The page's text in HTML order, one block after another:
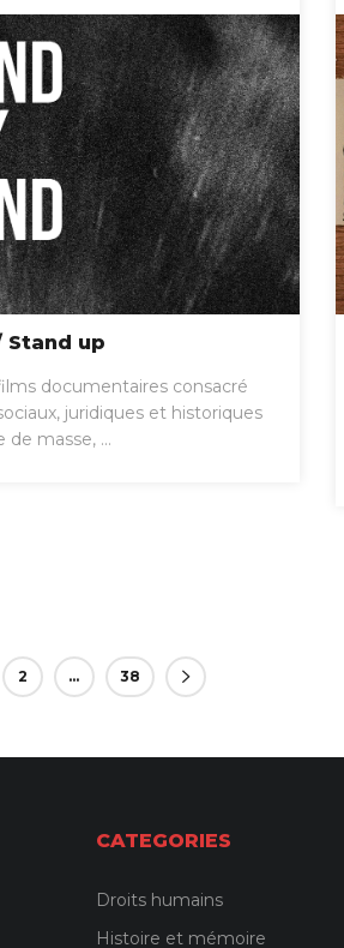
Stand up
documentaires consacré
juridiques et historiques
de masse, ...
2 … 38
CATEGORIES
Droits humains
Histoire et mémoire